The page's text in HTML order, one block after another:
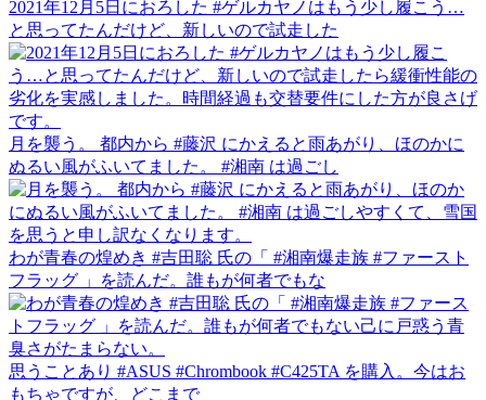
2021年12月5日におろした #ゲルカヤノはもう少し履こう…
と思ってたんだけど、新しいので試走した
月を襲う。 都内から #藤沢 にかえると雨あがり、ほのかに
ぬるい風がふいてました。 #湘南 は過ごし
わが青春の煌めき #吉田聡 氏の「 #湘南爆走族 #ファースト
フラッグ 」を読んだ。誰もが何者でもな
思うことあり #ASUS #Chrombook #C425TA を購入。今はお
もちゃですが、どこまで